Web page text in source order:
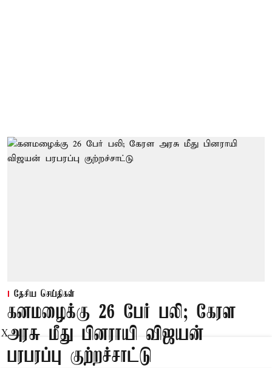
தேசிய செய்திகள்
கனமழைக்கு 26 பேர் பலி; கேரள
அரசு மீது பினராயி விஜயன்
பரபரப்பு குற்றச்சாட்டு
X